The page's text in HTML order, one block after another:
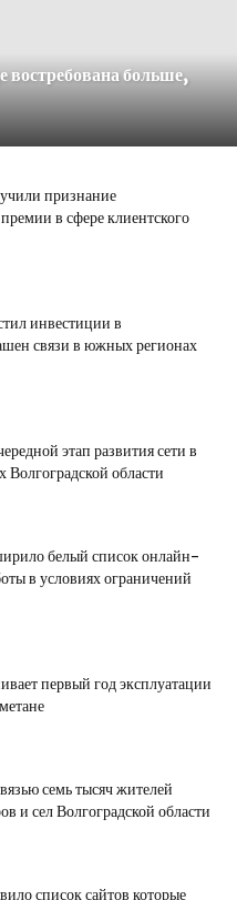
востребована больше,
признание
в сфере клиентского
инвестиции в
связи в южных регионах
этап развития сети в
Волгоградской области
белый список онлайн-
в условиях ограничений
первый год эксплуатации
семь тысяч жителей
и сел Волгоградской области
список сайтов которые